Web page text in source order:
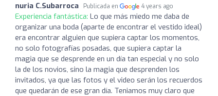
nuria C.Subarroca Publicada en 4 years ago
Experiencia fantástica: Lo que más miedo me daba de
organizar una boda (aparte de encontrar el vestido ideal)
era encontrar alguien que supiera captar los momentos,
no solo fotografías posadas, que supiera captar la
magia que se desprende en un día tan especial y no solo
la de los novios, sino la magia que desprenden los
invitados, ya que las fotos y el video serán los recuerdos
que quedarán de ese gran día. Teniamos muy claro que